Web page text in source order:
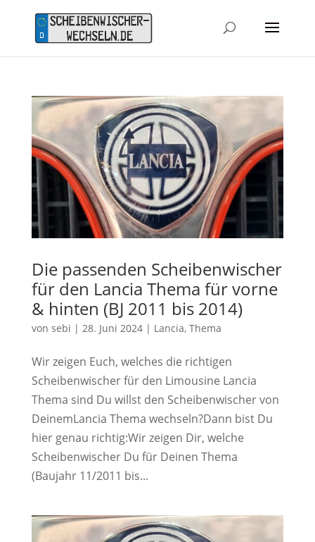
Die passenden Scheibenwischer
für den Lancia Thema für vorne
& hinten (BJ 2011 bis 2014)
von sebi | 28. Juni 2024| Lancia, Thema
Wir zeigen Euch, welches die richtigen
Scheibenwischer für den Limousine Lancia
Thema sind Du willst den Scheibenwischer von
DeinemLancia Thema wechseln?Dann bist Du
hier genau richtig:Wir zeigen Dir, welche
Scheibenwischer Du für Deinen Thema
(Baujahr 11/2011 bis...